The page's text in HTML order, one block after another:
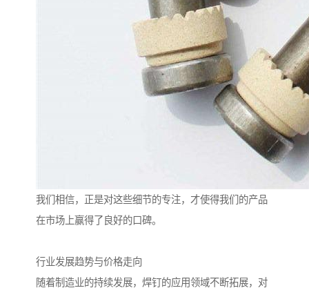
我们相信，正是对这些细节的专注，才使得我们的产品
在市场上赢得了良好的口碑。
行业发展趋势与价格走向
随着制造业的持续发展，焊钉的应用领域不断拓展，对